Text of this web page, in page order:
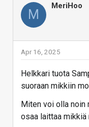
M
MeriHoo
Apr 16, 2025
Helkkari tuota
suoraan mikkiin
Miten voi olla noin
osaa laittaa mikkiä